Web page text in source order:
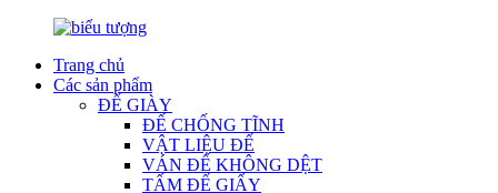
Trang chủ
Các sản phẩm
ĐẾ GIÀY
ĐẾ CHỐNG TĨNH
VẬT LIỆU ĐẾ
VÁN ĐẾ KHÔNG DỆT
TẤM ĐẾ GIẤY